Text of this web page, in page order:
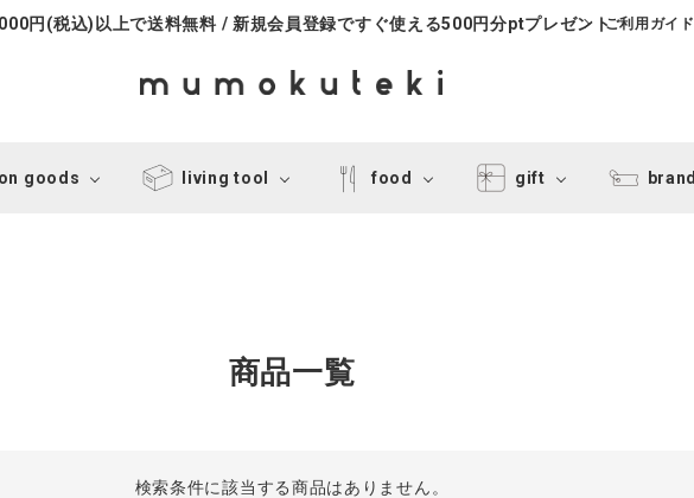
円(税込)以上で送料無料 / 新規会員登録ですぐ使える500円分ptプレゼントご利用ガイド
goods living tool food gift brand
商品一覧
検索条件に該当する商品はありません。